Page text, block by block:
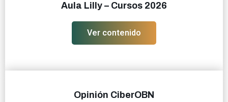
Aula Lilly – Cursos 2026
Ver contenido
Opinión CiberOBN